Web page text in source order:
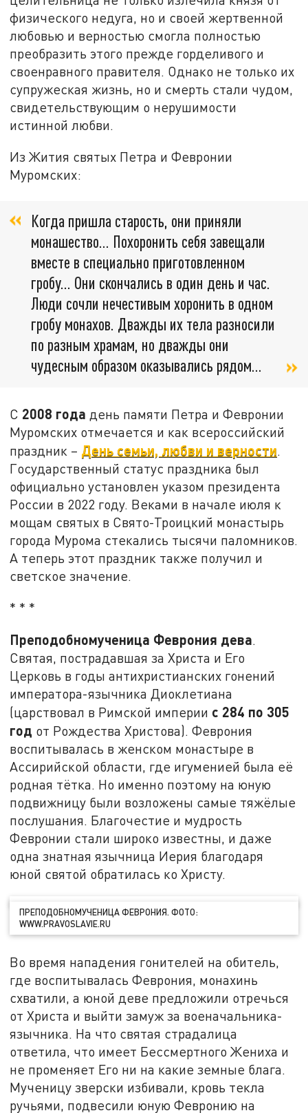
физического недуга, но и своей жертвенной
любовью и верностью смогла полностью
преобразить этого прежде горделивого и
своенравного правителя. Однако не только их
супружеская жизнь, но и смерть стали чудом,
свидетельствующим о нерушимости
истинной любви.
Из Жития святых Петра и Февронии
Муромских:
Когда пришла старость, они приняли
монашество... Похоронить себя завещали
вместе в специально приготовленном
гробу... Они скончались в один день и час.
Люди сочли нечестивым хоронить в одном
гробу монахов. Дважды их тела разносили
по разным храмам, но дважды они
чудесным образом оказывались рядом...
С 2008 года день памяти Петра и Февронии
Муромских отмечается и как всероссийский
праздник – День семьи, любви и верности.
Государственный статус праздника был
официально установлен указом президента
России в 2022 году. Веками в начале июля к
мощам святых в Свято-Троицкий монастырь
города Мурома стекались тысячи паломников.
А теперь этот праздник также получил и
светское значение.
* * *
Преподобномученица Феврония дева.
Святая, пострадавшая за Христа и Его
Церковь в годы антихристианских гонений
императора-язычника Диоклетиана
(царствовал в Римской империи с 284 по 305
год от Рождества Христова). Феврония
воспитывалась в женском монастыре в
Ассирийской области, где игуменией была её
родная тётка. Но именно поэтому на юную
подвижницу были возложены самые тяжёлые
послушания. Благочестие и мудрость
Февронии стали широко известны, и даже
одна знатная язычница Иерия благодаря
юной святой обратилась ко Христу.
ПРЕПОДОБНОМУЧЕНИЦА ФЕВРОНИЯ. ФОТО:
WWW.PRAVOSLAVIE.RU
Во время нападения гонителей на обитель,
где воспитывалась Феврония, монахинь
схватили, а юной деве предложили отречься
от Христа и выйти замуж за военачальника-
язычника. На что святая страдалица
ответила, что имеет Бессмертного Жениха и
не променяет Его ни на какие земные блага.
Мученицу зверски избивали, кровь текла
ручьями, подвесили юную Февронию на